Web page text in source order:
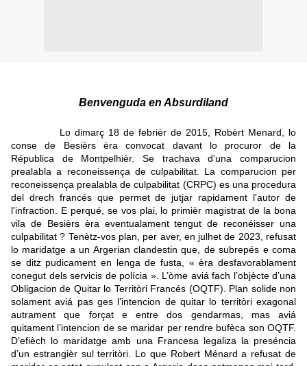
Benvenguda en Absurdiland
Lo dimarç 18 de febrièr de 2015, Robèrt Menard, lo
conse de Besièrs èra convocat davant lo procuror de la
Républica de Montpelhièr. Se trachava d’una comparucion
prealabla a reconeissença de culpabilitat. La comparucion per
reconeissença prealabla de culpabilitat (CRPC) es una procedura
del drech francés que permet de jutjar rapidament l'autor de
l'infraction. E perqué, se vos plai, lo primièr magistrat de la bona
vila de Besièrs èra eventualament tengut de reconéisser una
culpabilitat ? Tenètz-vos plan, per aver, en julhet de 2023, refusat
lo maridatge a un Argerian clandestin que, de subrepés e coma
se ditz pudicament en lenga de fusta, « èra desfavorablament
conegut dels servicis de polícia ». L’òme aviá fach l’objècte d’una
Obligacion de Quitar lo Territòri Francés (OQTF). Plan solide non
solament aviá pas ges l’intencion de quitar lo territòri exagonal
autrament que forçat e entre dos gendarmas, mas aviá
quitament l’intencion de se maridar per rendre bufèca son OQTF.
D’efièch lo maridatge amb una Francesa legaliza la preséncia
d’un estrangièr sul territòri. Lo que Robert Ménard a refusat de